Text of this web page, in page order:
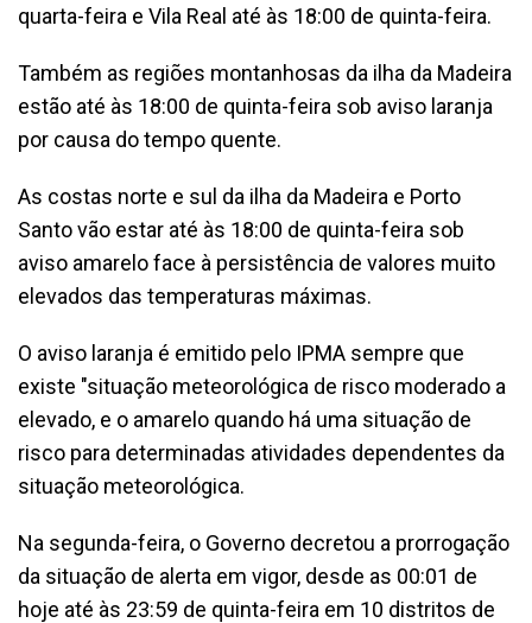
quarta-feira e Vila Real até às 18:00 de quinta-feira.
Também as regiões montanhosas da ilha da Madeira
estão até às 18:00 de quinta-feira sob aviso laranja
por causa do tempo quente.
As costas norte e sul da ilha da Madeira e Porto
Santo vão estar até às 18:00 de quinta-feira sob
aviso amarelo face à persistência de valores muito
elevados das temperaturas máximas.
O aviso laranja é emitido pelo IPMA sempre que
existe "situação meteorológica de risco moderado a
elevado, e o amarelo quando há uma situação de
risco para determinadas atividades dependentes da
situação meteorológica.
Na segunda-feira, o Governo decretou a prorrogação
da situação de alerta em vigor, desde as 00:01 de
hoje até às 23:59 de quinta-feira em 10 distritos de